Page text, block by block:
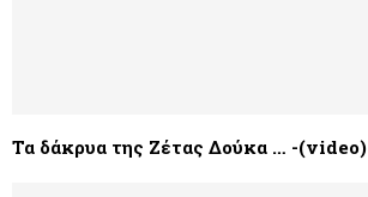
Τα δάκρυα της Ζέτας Δούκα … -(video)